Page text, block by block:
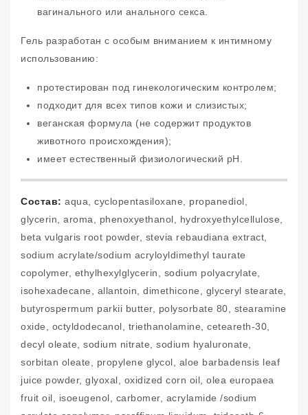
вагинального или анального секса.
Гель разработан с особым вниманием к интимному
использованию:
протестирован под гинекологическим контролем;
подходит для всех типов кожи и слизистых;
веганская формула (не содержит продуктов
животного происхождения);
имеет естественный физиологический pH.
Состав: aqua, cyclopentasiloxane, propanediol,
glycerin, aroma, phenoxyethanol, hydroxyethylcellulose,
beta vulgaris root powder, stevia rebaudiana extract,
sodium acrylate/sodium acryloyldimethyl taurate
copolymer, ethylhexylglycerin, sodium polyacrylate,
isohexadecane, allantoin, dimethicone, glyceryl stearate,
butyrospermum parkii butter, polysorbate 80, stearamine
oxide, octyldodecanol, triethanolamine, ceteareth-30,
decyl oleate, sodium nitrate, sodium hyaluronate,
sorbitan oleate, propylene glycol, aloe barbadensis leaf
juice powder, glyoxal, oxidized corn oil, olea europaea
fruit oil, isoeugenol, carbomer, acrylamide /sodium